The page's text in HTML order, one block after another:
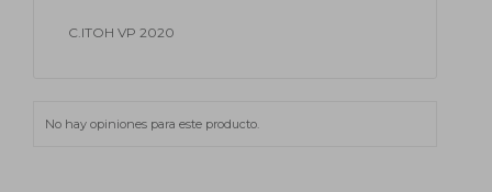
C.ITOH VP 2020
No hay opiniones para este producto.